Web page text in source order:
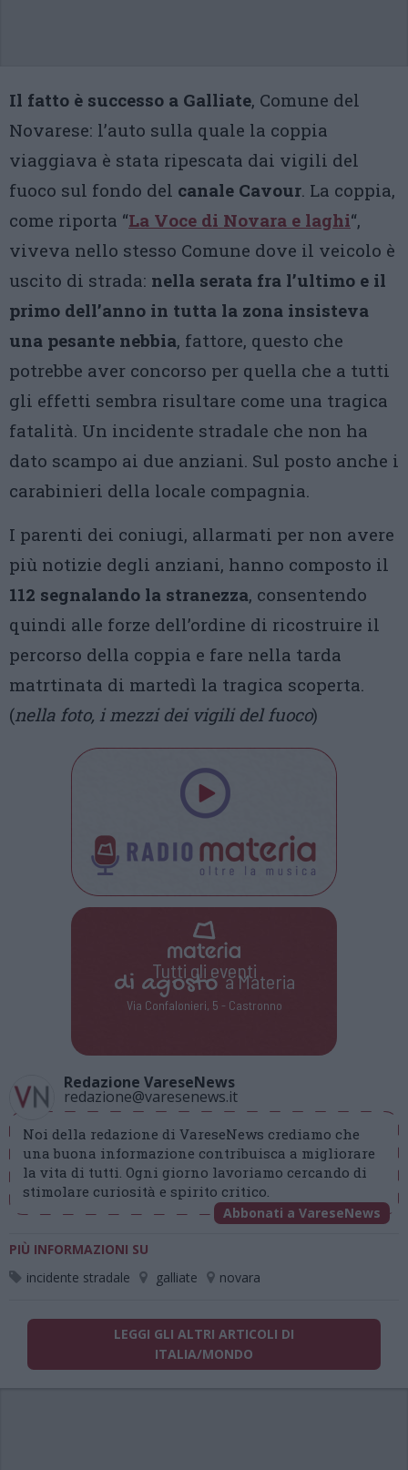
Il fatto è successo a Galliate, Comune del
Novarese: l’auto sulla quale la coppia
viaggiava è stata ripescata dai vigili del
fuoco sul fondo del canale Cavour. La coppia,
come riporta “La Voce di Novara e laghi“,
viveva nello stesso Comune dove il veicolo è
uscito di strada: nella serata fra l’ultimo e il
primo dell’anno in tutta la zona insisteva
una pesante nebbia, fattore, questo che
potrebbe aver concorso per quella che a tutti
gli effetti sembra risultare come una tragica
fatalità. Un incidente stradale che non ha
dato scampo ai due anziani. Sul posto anche i
carabinieri della locale compagnia.
I parenti dei coniugi, allarmati per non avere
più notizie degli anziani, hanno composto il
112 segnalando la stranezza, consentendo
quindi alle forze dell’ordine di ricostruire il
percorso della coppia e fare nella tarda
matrtinata di martedì la tragica scoperta.
(nella foto, i mezzi dei vigili del fuoco)
Tutti gli eventi
di agostoa Materia
Via Confalonieri, 5 - Castronno
Redazione VareseNews
redazione@varesenews.it
Noi della redazione di VareseNews crediamo che
una buona informazione contribuisca a migliorare
la vita di tutti. Ogni giorno lavoriamo cercando di
stimolare curiosità e spirito critico.
Abbonati a VareseNews
PIÙ INFORMAZIONI SU
incidente stradale
galliate novara
LEGGI GLI ALTRI ARTICOLI DI
ITALIA/MONDO